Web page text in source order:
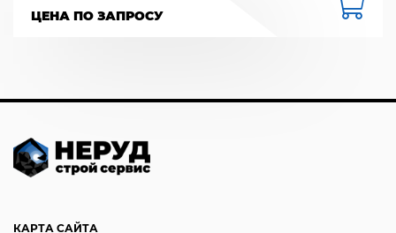
ЦЕНА ПО ЗАПРОСУ
КАРТА САЙТА